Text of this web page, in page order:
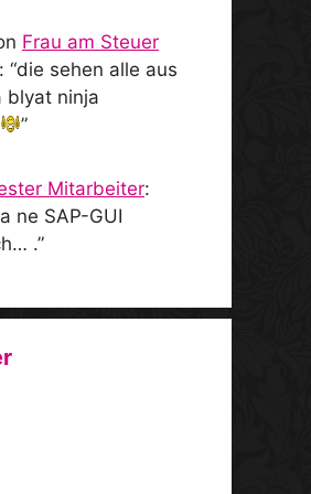
Frau am Steuer
: “die sehen alle aus
blyat ninja
”
Mitarbeiter:
ne SAP-GUI
.”